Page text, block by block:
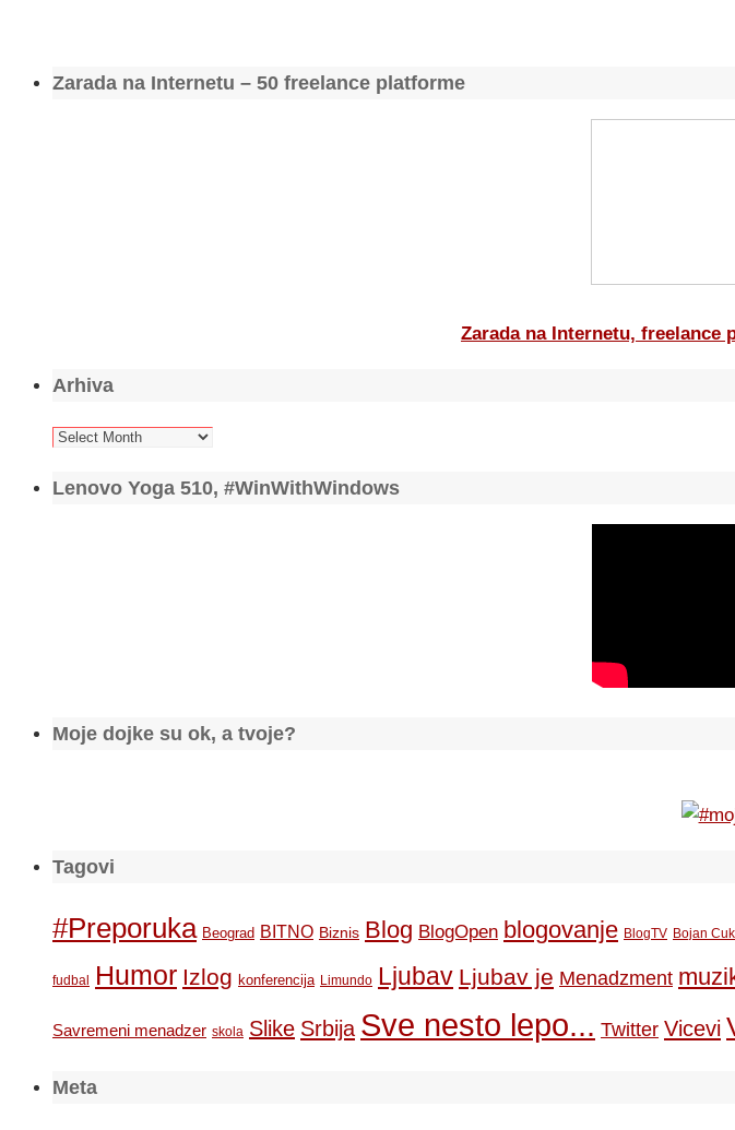
Zarada na Internetu – 50 freelance platforme
Zarada na Internetu, freelance
Arhiva
Arhiva
Lenovo Yoga 510, #WinWithWindows
Moje dojke su ok, a tvoje?
Tagovi
#Preporuka Beograd BITNO Biznis Blog BlogOpen blogovanje BlogTV Bojan
fudbal Humor Izlog konferencija Limundo Ljubav Ljubav je Menadzment
Savremeni menadzer skola Slike Srbija Sve nesto lepo... Twitter Vicevi
Meta